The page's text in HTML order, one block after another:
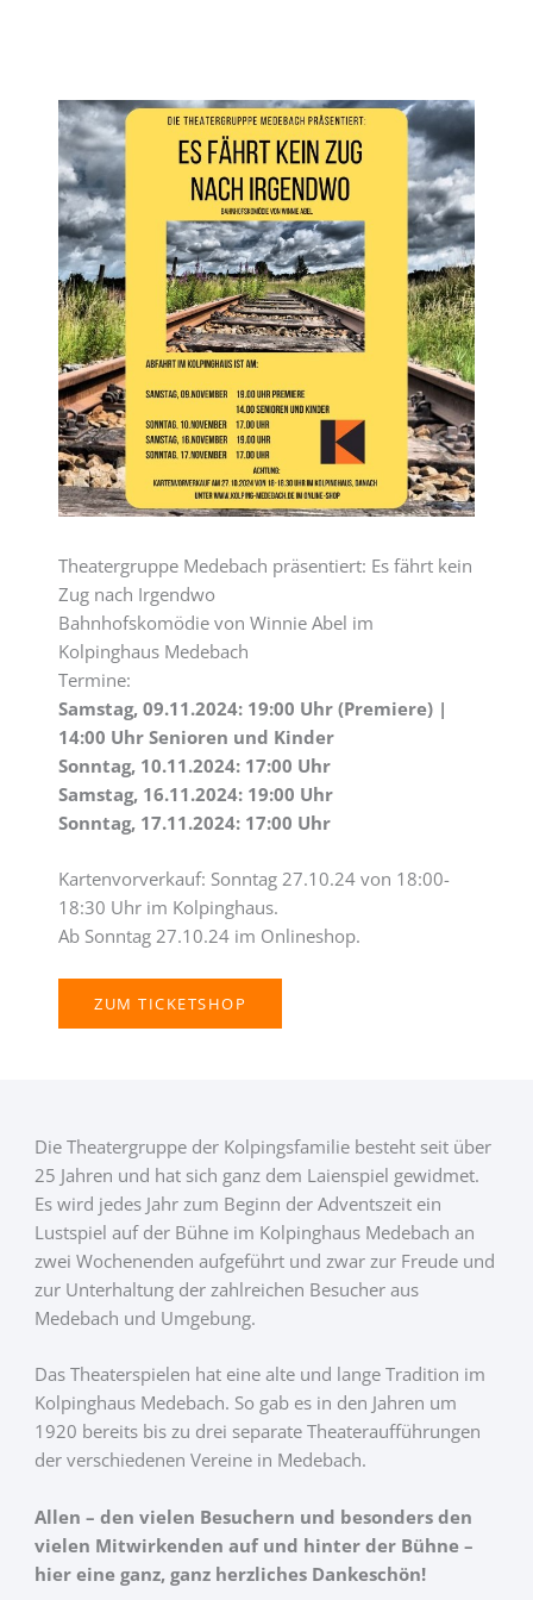
Theatergruppe Medebach präsentiert: Es fährt kein
Zug nach Irgendwo
Bahnhofskomödie von Winnie Abel im
Kolpinghaus Medebach
Termine:
Samstag, 09.11.2024: 19:00 Uhr (Premiere) |
14:00 Uhr Senioren und Kinder
Sonntag, 10.11.2024: 17:00 Uhr
Samstag, 16.11.2024: 19:00 Uhr
Sonntag, 17.11.2024: 17:00 Uhr
Kartenvorverkauf: Sonntag 27.10.24 von 18:00-
18:30 Uhr im Kolpinghaus.
Ab Sonntag 27.10.24 im Onlineshop.
ZUM TICKETSHOP
Die Theatergruppe der Kolpingsfamilie besteht seit über
25 Jahren und hat sich ganz dem Laienspiel gewidmet.
Es wird jedes Jahr zum Beginn der Adventszeit ein
Lustspiel auf der Bühne im Kolpinghaus Medebach an
zwei Wochenenden aufgeführt und zwar zur Freude und
zur Unterhaltung der zahlreichen Besucher aus
Medebach und Umgebung.
Das Theaterspielen hat eine alte und lange Tradition im
Kolpinghaus Medebach. So gab es in den Jahren um
1920 bereits bis zu drei separate Theateraufführungen
der verschiedenen Vereine in Medebach.
Allen – den vielen Besuchern und besonders den
vielen Mitwirkenden auf und hinter der Bühne –
hier eine ganz, ganz herzliches Dankeschön!